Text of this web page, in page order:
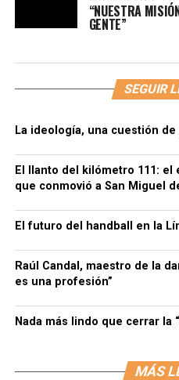
“NUESTRA
GENTE”
SEGUIR
La ideología, una cuestión
El llanto del kilómetro 111: el
que conmovió a San Miguel
El futuro del handball en la
Raúl Candal, maestro de la
es una profesión”
Nada más lindo que cerrar la
MÁS